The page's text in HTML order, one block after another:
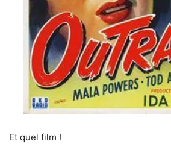
Et quel film !